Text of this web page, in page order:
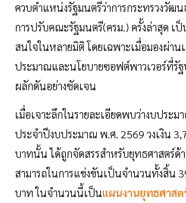
ควบตำแหน่งรัฐมนตรีว่าการกระทรวงวัฒน
การปรับคณะรัฐมนตรี(ครม.) ครั้งล่าสุด
สนใจในหลายมิติ โดยเฉพาะเมื่อมองผ่าน
ประมาณและนโยบายซอฟต์พาวเวอร์ที่รัฐ
ผลักดันอย่างชัดเจน
เมื่อเจาะลึกในรายละเอียดพบว่างบประม
ประจำปีงบประมาณ พ.ศ. 2569 วงเงิน
บาทนั้น ได้ถูกจัดสรรสำหรับยุทธศาสตร์ด้า
สามารถในการแข่งขันเป็นจำนวนทั้งสิ้น
บาท ในจำนวนนี้เป็นแผนงานยุทธศาสต